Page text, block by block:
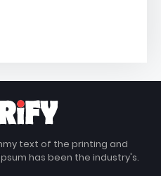
text of the printing and
has been the industry's.